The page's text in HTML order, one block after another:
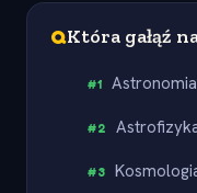
QKtóra gałąź
#1 Astronomia
#2
#3